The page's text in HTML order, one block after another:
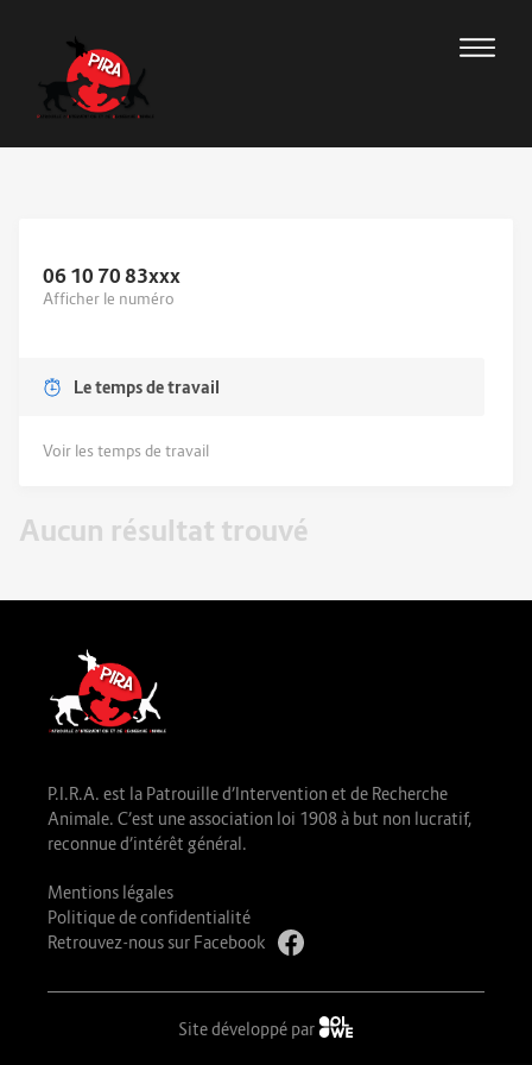
06 10 70 83xxx
Afficher le numéro
Le temps de travail
Voir les temps de travail
Aucun résultat trouvé
P.I.R.A. est la Patrouille d’Intervention et de Recherche
Animale. C’est une association loi 1908 à but non lucratif,
reconnue d’intérêt général.
Mentions légales
Politique de confidentialité
Retrouvez-nous sur Facebook
Site développé par